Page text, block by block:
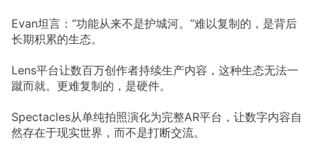
Evan坦言：“功能从来不是护城河。”难以复制的，是背后
长期积累的生态。
Lens平台让数百万创作者持续生产内容，这种生态无法一
蹴而就。更难复制的，是硬件。
Spectacles从单纯拍照演化为完整AR平台，让数字内容自
然存在于现实世界，而不是打断交流。